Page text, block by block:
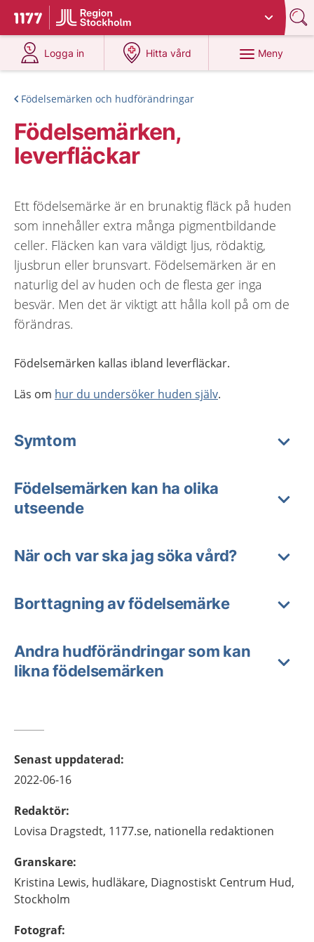
Till startsidan för 1177
Du har valt region
Logga in
på 1177.se
Hitta vård
på 1177.se
Meny
Födelsemärken och hudförändringar
Födelsemärken,
leverfläckar
Ett födelsemärke är en brunaktig fläck på huden
som innehåller extra många pigmentbildande
celler. Fläcken kan vara väldigt ljus, rödaktig,
ljusbrun eller brunsvart. Födelsemärken är en
naturlig del av huden och de flesta ger inga
besvär. Men det är viktigt att hålla koll på om de
förändras.
Födelsemärken kallas ibland leverfläckar.
Läs om hur du undersöker huden själv.
Symtom
Födelsemärken kan ha olika
utseende
När och var ska jag söka vård?
Borttagning av födelsemärke
Andra hudförändringar som kan
likna födelsemärken
Senast uppdaterad:
2022-06-16
Redaktör:
Lovisa Dragstedt, 1177.se, nationella redaktionen
Granskare:
Kristina Lewis, hudläkare, Diagnostiskt Centrum Hud,
Stockholm
Fotograf: